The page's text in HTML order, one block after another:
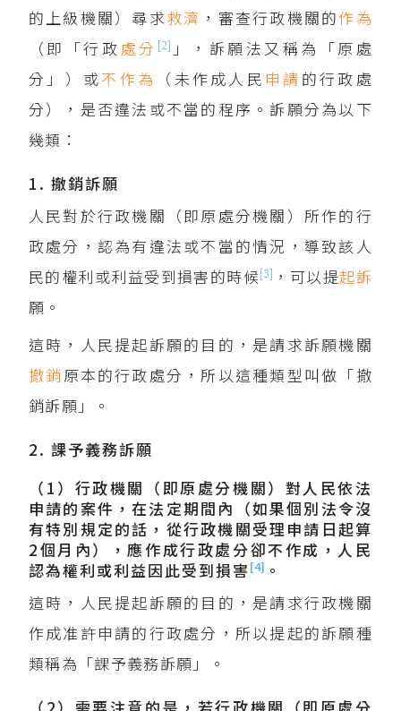
的上級機關）尋求救濟 ，審查行政機關的作為
（即「行政 處分 [2] 」，訴願法又稱為「原處
分」）或不作為 （未作成人民 申請 的行政處
分），是否違法或不當的程序。訴願分為以下
幾類：
1. 撤銷訴願
人民對於行政機關（即原處分機關）所作的行
政處分，認為有違法或不當的情況，導致該人
民的權利或利益受到損害的時候[3] ，可以提起訴
願。
這時，人民提起訴願的目的，是請求訴願機關
撤銷原本的行政處分，所以這種類型叫做「撤
銷訴願」。
2. 課予義務訴願
（1）行政機關（即原處分機關）對人民依法
申請的案件，在法定期間內（如果個別法令沒
有特別規定的話，從行政機關受理申請日起算
2個月內），應作成行政處分卻不作成，人民
認為權利或利益因此受到損害[4] 。
這時，人民提起訴願的目的，是請求行政機關
作成准許申請的行政處分，所以提起的訴願種
類稱為「課予義務訴願」。